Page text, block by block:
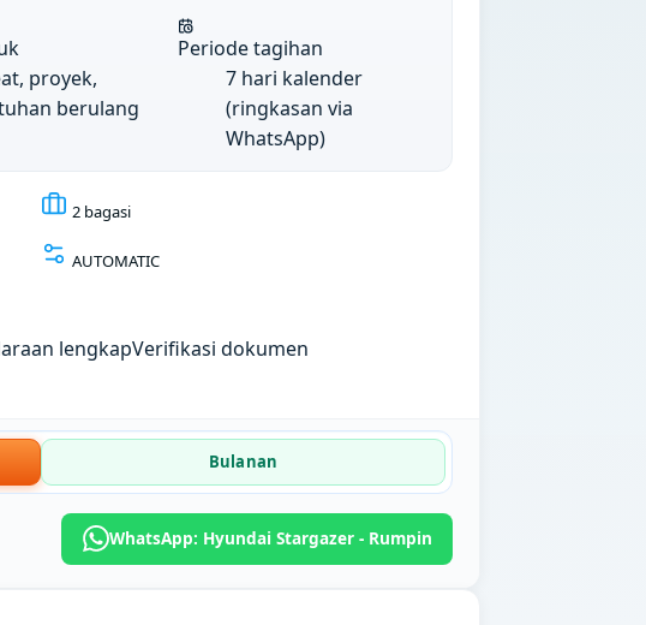
proyek,
berulang
Periode tagihan
7 hari kalender
(ringkasan via
WhatsApp)
2 bagasi
AUTOMATIC
lengkapVerifikasi dokumen
Bulanan
WhatsApp: Hyundai Stargazer - Rumpin